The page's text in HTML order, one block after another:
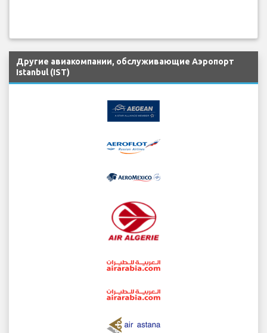
Другие авиакомпании, обслуживающие Аэропорт
Istanbul (IST)